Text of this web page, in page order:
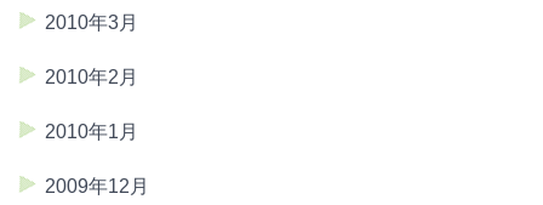
2010年3月
2010年2月
2010年1月
2009年12月